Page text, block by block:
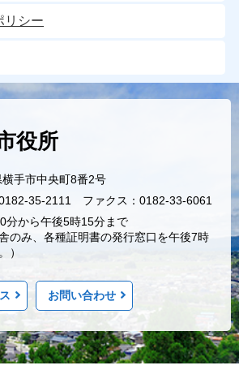
リシー
役所
手市中央町8番2号
35-2111 ファクス：0182-33-6061
分から午後5時15分まで
のみ、各種証明書の発行窓口を午後7時
）
お問い合わせ